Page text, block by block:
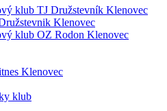
klub TJ Družstevník Klenovec
Klenovec
klub OZ Rodon Klenovec
Klenovec
klub